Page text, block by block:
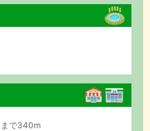
まで340m